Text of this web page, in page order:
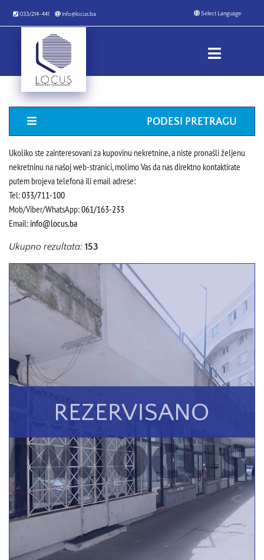
033/214-441 info@locus.ba
PODESI PRETRAGU
Ukoliko ste zainteresovani za kupovinu nekretnine, a niste pronašli željenu
nekretninu na našoj web-stranici, molimo Vas da nas direktno kontaktirate
putem brojeva telefona ili email adrese:
Tel:033/711-100
Mob/Viber/WhatsApp:061/163-233
Email: info@locus.ba
Ukupno rezultata: 153